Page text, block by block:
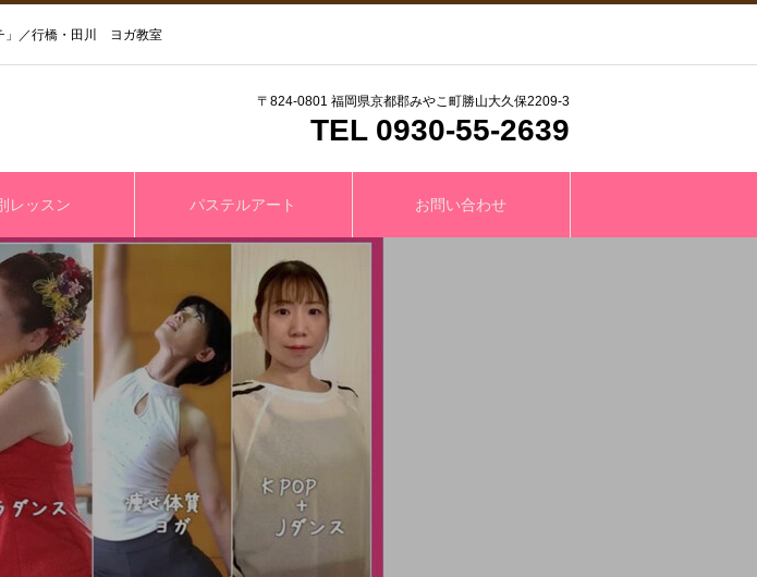
」／行橋・田川 ヨガ教室
〒824-0801 福岡県京都郡みやこ町勝山大久保2209-3
TEL 0930-55-2639
レッスン パステルアート お問い合わせ